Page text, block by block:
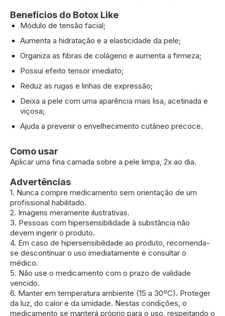
Benefícios do Botox Like
Módulo de tensão facial;
Aumenta a hidratação e a elasticidade da pele;
Organiza as fibras de colágeno e aumenta a firmeza;
Possui efeito tensor imediato;
Reduz as rugas e linhas de expressão;
Deixa a pele com uma aparência mais lisa, acetinada e
viçosa;
Ajuda a prevenir o envelhecimento cutâneo precoce.
Como usar
Aplicar uma fina camada sobre a pele limpa, 2x ao dia.
Advertências
1. Nunca compre medicamento sem orientação de um
profissional habilitado.
2. Imagens meramente ilustrativas.
3. Pessoas com hipersensibilidade à substância não
devem ingerir o produto.
4. Em caso de hipersensibilidade ao produto, recomenda-
se descontinuar o uso imediatamente e consultar o
médico.
5. Não use o medicamento com o prazo de validade
vencido.
6. Manter em temperatura ambiente (15 a 30ºC). Proteger
da luz, do calor e da umidade. Nestas condições, o
medicamento se manterá próprio para o uso, respeitando o